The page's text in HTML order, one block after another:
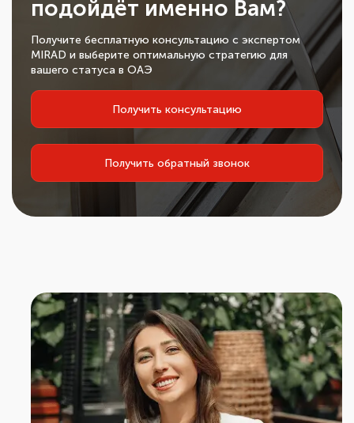
подойдёт именно Вам?
Получите бесплатную консультацию с экспертом
MIRAD и выберите оптимальную стратегию для
вашего статуса в ОАЭ
Получить консультацию
Получить обратный звонок